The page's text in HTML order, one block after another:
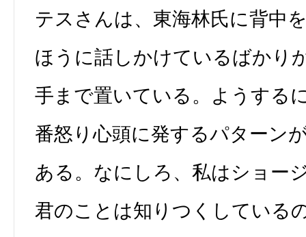
テスさんは、東海林氏に背中
ほうに話しかけているばかり
手まで置いている。ようする
番怒り心頭に発するパターン
ある。なにしろ、私はショー
君のことは知りつくしている